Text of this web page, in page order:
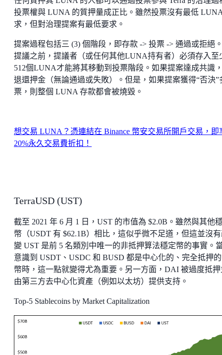
投票權與 LUNA 的質押量成正比。雖然投票沒有最低
求，但對治理提案有最低要求。
提案過程包括三 (3) 個階段，即存款 -> 投票 -> 通過或拒絕
提議之前，提議者（或任何其他LUNA持有者）必須存入至
512個LUNA才能將其移動到投票階段。如果提案達成共識
退還押金（無論通過或失敗）。但是，如果提案獲得“否決”
票，則整個 LUNA 存款都會被燒毀。
想交易 LUNA？憑連結在 Binance 幣安交易所開戶交易，即
20%永久交易費折扣！
TerraUSD (UST)
截至 2021 年 6 月 1 日，UST 的市值為 $2.0B。雖然與其他
幣（USDT 有 $62.1B）相比，這似乎微不足道，但這並沒
變 UST 是前 5 名類別中唯一的非抵押算法穩定幣的事實。
意識到 USDT、USDC 和 BUSD 都是中心化的、完全抵押
幣時，這一點就變得尤為重要。另一方面，DAI 被過度抵押
由第三方去中心化資產（例如以太坊）提供支持。
Top-5 Stablecoins by Market Capitalization